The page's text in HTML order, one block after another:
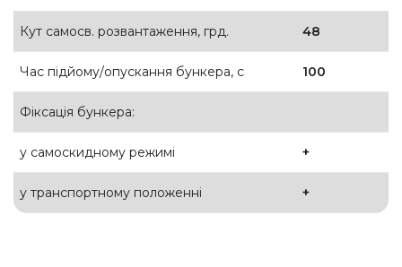
Кут самосв. розвантаження, грд. 48
Час підйому/опускання бункера, с 100
Фіксація бункера:
у самоскидному режимі +
у транспортному положенні +